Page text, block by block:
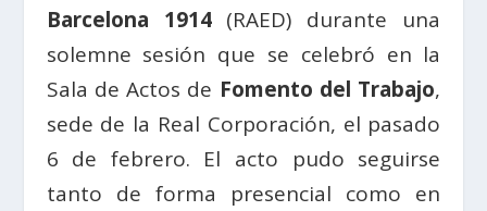
Barcelona 1914(RAED) durante una
solemne sesión que se celebró en la
Sala de Actos de Fomento del Trabajo,
sede de la Real Corporación, el pasado
6 de febrero. El acto pudo seguirse
tanto de forma presencial como en